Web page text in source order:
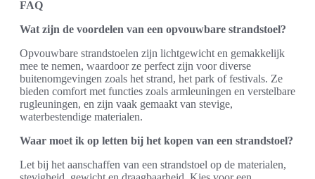
FAQ
Wat zijn de voordelen van een opvouwbare strandstoel?
Opvouwbare strandstoelen zijn lichtgewicht en gemakkelijk
mee te nemen, waardoor ze perfect zijn voor diverse
buitenomgevingen zoals het strand, het park of festivals. Ze
bieden comfort met functies zoals armleuningen en verstelbare
rugleuningen, en zijn vaak gemaakt van stevige,
waterbestendige materialen.
Waar moet ik op letten bij het kopen van een strandstoel?
Let bij het aanschaffen van een strandstoel op de materialen,